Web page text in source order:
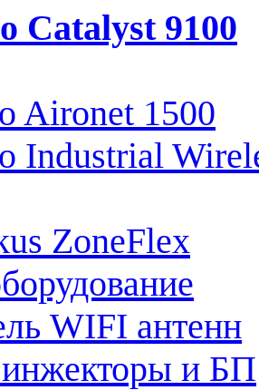
Catalyst 9100
Aironet 1500
Industrial
ZoneFlex
WIFI антенн
и БП